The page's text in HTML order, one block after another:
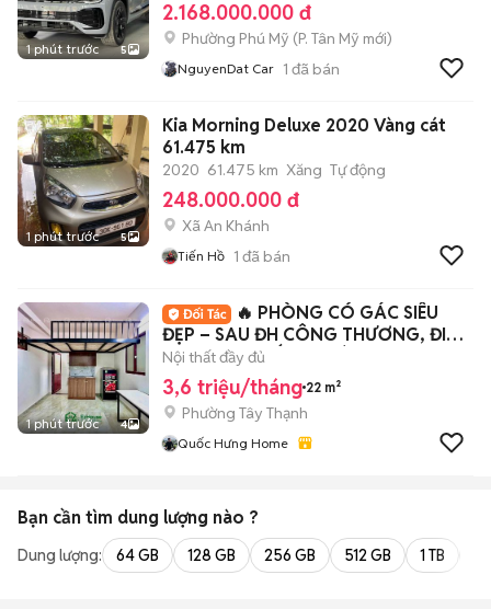
1 phút trước 5
2.168.000.000 đ
Phường Phú Mỹ (P. Tân Mỹ mới)
NguyenDat Car 1 đã bán
1 phút trước 5
Kia Morning Deluxe 2020 Vàng cát
61.475 km
2020 61.475 km Xăng Tự động
248.000.000 đ
Xã An Khánh
Tiến Hồ 1 đã bán
1 phút trước 4
🔥 PHÒNG CÓ GÁC SIÊU
ĐẸP – SAU ĐH CÔNG THƯƠNG, ĐI
HỌC CHƯA ĐẾN 2 PHÚT
Nội thất đầy đủ
3,6 triệu/tháng 22 m²
Phường Tây Thạnh
Quốc Hưng Home
Bạn cần tìm dung lượng nào ?
Dung lượng: 64 GB 128 GB 256 GB 512 GB 1 TB